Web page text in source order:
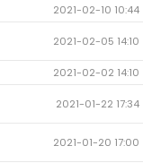
2021-02-10 10:44
2021-02-05 14:10
2021-02-02 14:10
2021-01-22 17:34
2021-01-20 17:00